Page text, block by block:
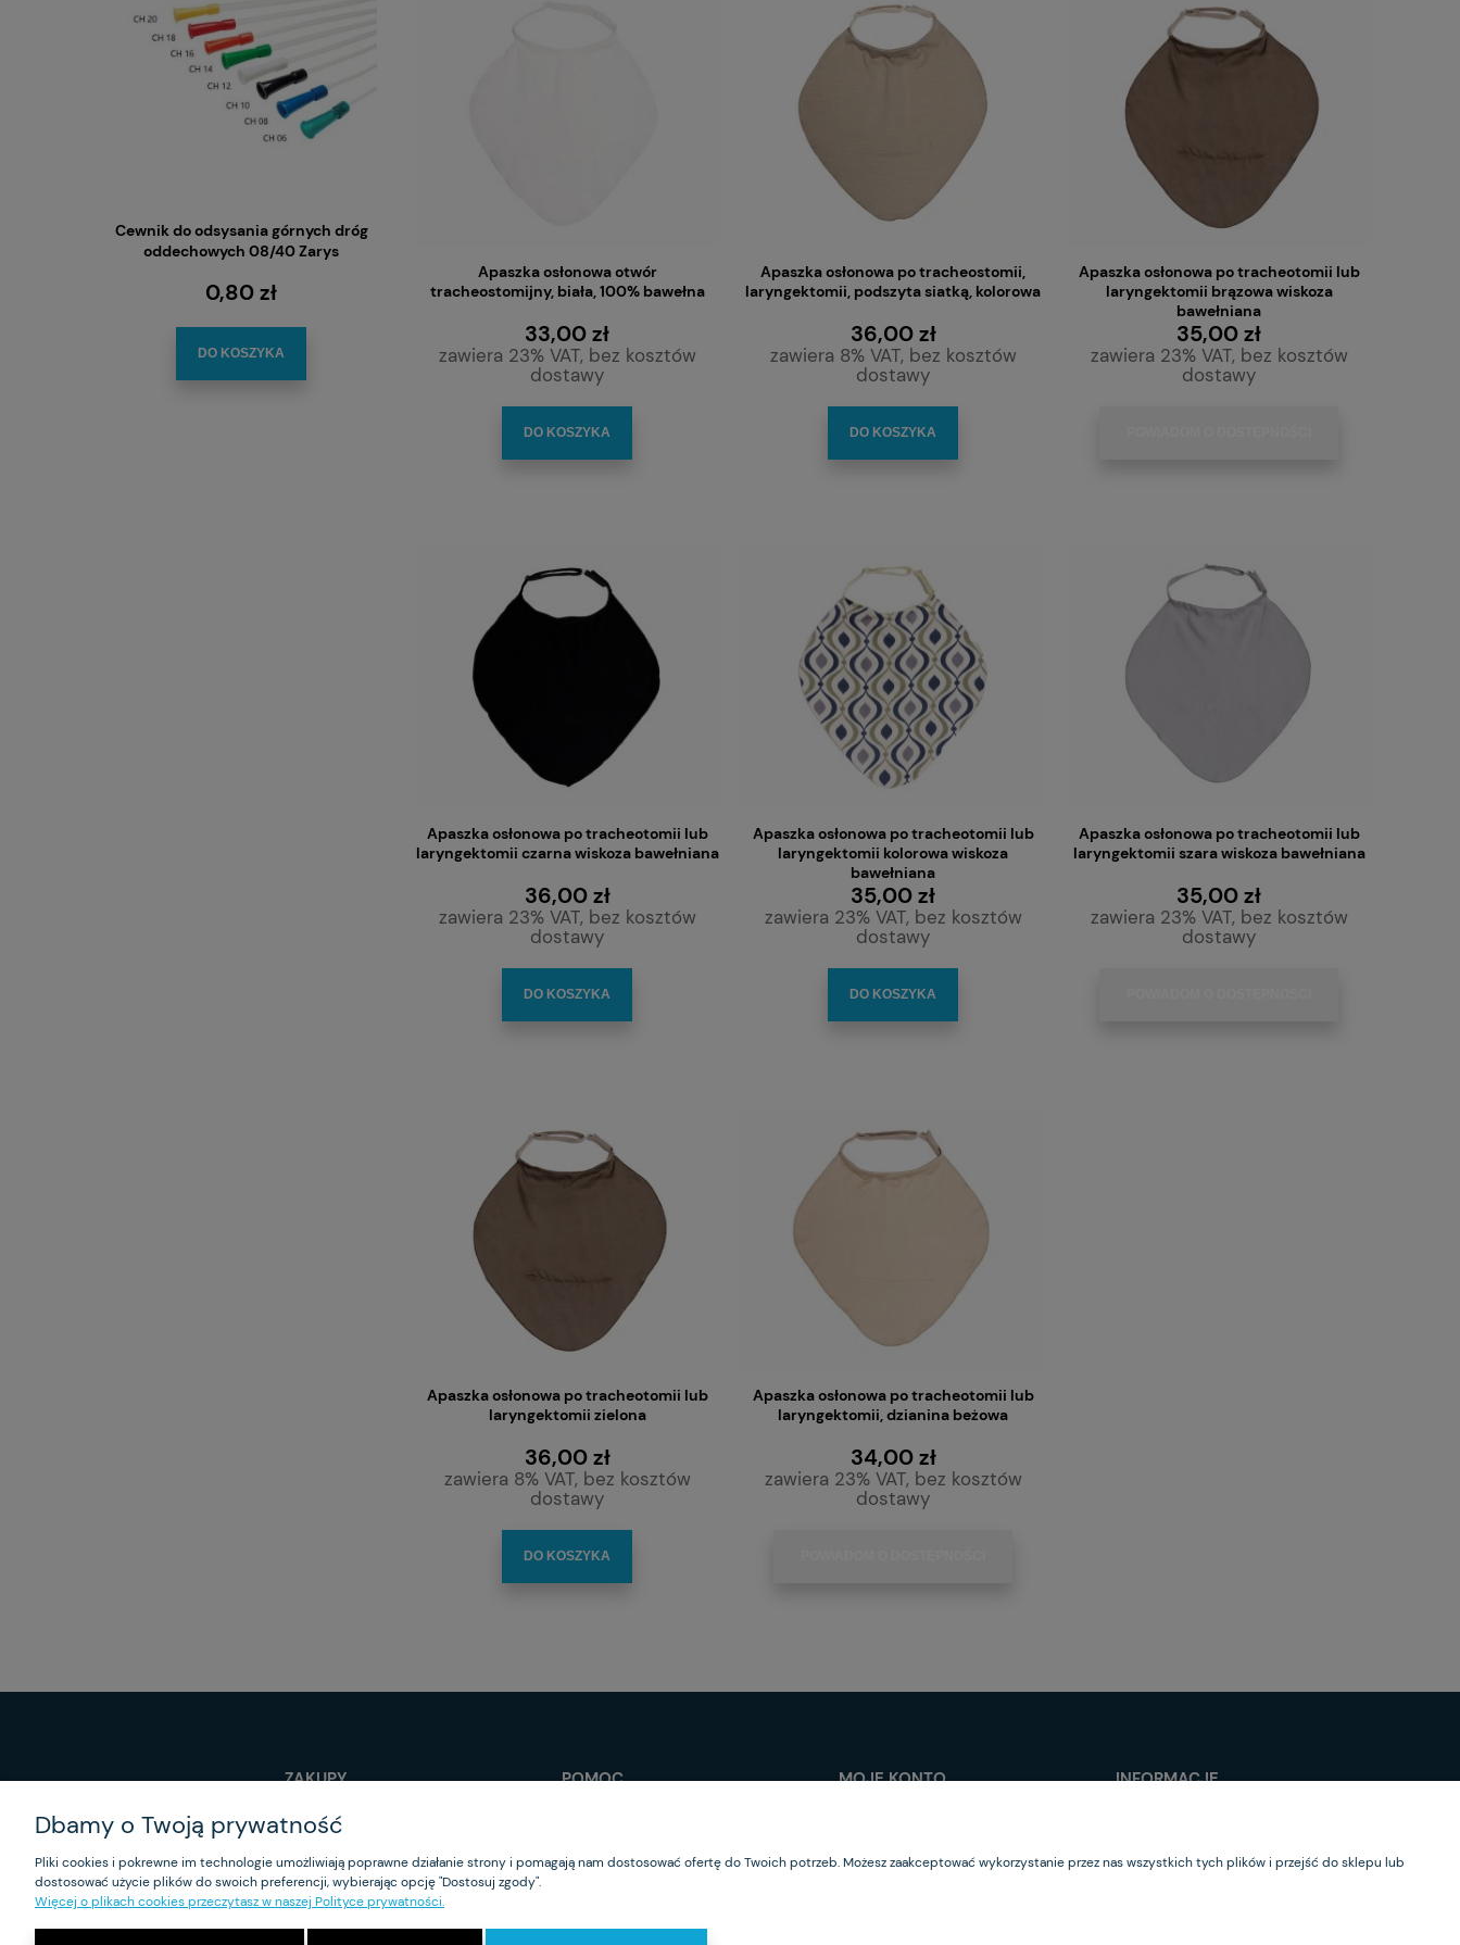
Cewnik do odsysania górnych dróg
oddechowych 08/40 Zarys
0,80 zł
DO KOSZYKA
mm
1,90 zł
DO KOSZYKA
230,00 zł
POWIADOM O DOSTĘPNOŚCI
Rurka tracheostomijna pediatryczna
4,5 mm 60P045
390,00 zł
DO KOSZYKA
Apaszka osłonowa otwór
tracheostomijny, biała, 100% bawełna
33,00 zł
zawiera 23% VAT, bez kosztów
dostawy
DO KOSZYKA
Apaszka osłonowa po tracheostomii,
laryngektomii, podszyta siatką, kolorowa
36,00 zł
zawiera 8% VAT, bez kosztów
dostawy
DO KOSZYKA
Apaszka osłonowa po tracheotomii lub
laryngektomii brązowa wiskoza
bawełniana
35,00 zł
zawiera 23% VAT, bez kosztów
dostawy
Apaszka osłonowa po tracheotomii lub
laryngektomii czarna wiskoza bawełniana
36,00 zł
zawiera 23% VAT, bez kosztów
dostawy
DO KOSZYKA
Apaszka osłonowa po tracheotomii lub
laryngektomii kolorowa wiskoza
bawełniana
35,00 zł
zawiera 23% VAT, bez kosztów
dostawy
DO KOSZYKA
Apaszka osłonowa po tracheotomii lub
laryngektomii szara wiskoza bawełniana
35,00 zł
zawiera 23% VAT, bez kosztów
dostawy
Apaszka osłonowa po tracheotomii lub
laryngektomii zielona
36,00 zł
zawiera 8% VAT, bez kosztów
dostawy
DO KOSZYKA
Apaszka osłonowa po tracheotomii lub
laryngektomii, dzianina beżowa
34,00 zł
zawiera 23% VAT, bez kosztów
dostawy
ZAKUPY
Czas realizacji zamówienia
Formy płatności
Koszt dostawy
Reklamacje i zwroty
POMOC
Częste pytania
MOJE KONTO INFORMACJE
Newsletter
Dbamy o Twoją prywatność
Pliki cookies i pokrewne im technologie umożliwiają poprawne działanie strony i pomagają nam dostosować ofertę do Twoich potrzeb. Możesz zaakceptować wykorzystanie przez nas wszystkich tych plików i przejść do sklepu lub
dostosować użycie plików do swoich preferencji, wybierając opcję "Dostosuj zgody".
Więcej o plikach cookies przeczytasz w naszej Polityce prywatności.